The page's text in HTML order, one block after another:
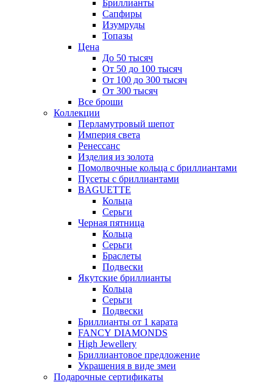
Бриллианты
Сапфиры
Изумруды
Топазы
Цена
До 50 тысяч
От 50 до 100 тысяч
От 100 до 300 тысяч
От 300 тысяч
Все броши
Коллекции
Перламутровый шепот
Империя света
Ренессанс
Изделия из золота
Помолвочные кольца с бриллиантами
Пусеты с бриллиантами
BAGUETTE
Кольца
Серьги
Черная пятница
Кольца
Серьги
Браслеты
Подвески
Якутские бриллианты
Кольца
Серьги
Подвески
Бриллианты от 1 карата
FANCY DIAMONDS
High Jewellery
Бриллиантовое предложение
Украшения в виде змеи
Подарочные сертификаты